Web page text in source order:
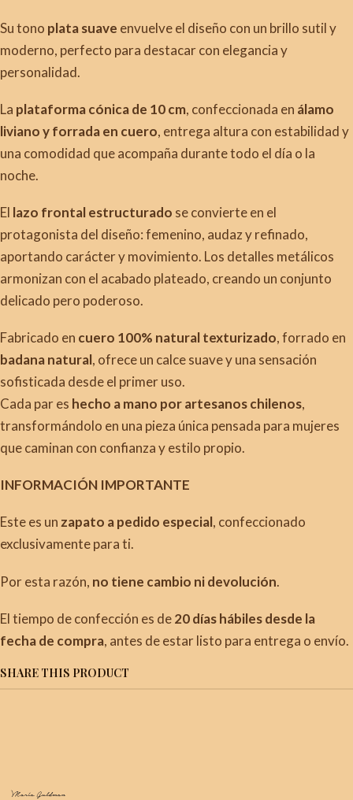
Su tono plata suave envuelve el diseño con un brillo sutil y
moderno, perfecto para destacar con elegancia y
personalidad.
La plataforma cónica de 10 cm, confeccionada en álamo
liviano y forrada en cuero, entrega altura con estabilidad y
una comodidad que acompaña durante todo el día o la
noche.
El lazo frontal estructurado se convierte en el
protagonista del diseño: femenino, audaz y refinado,
aportando carácter y movimiento. Los detalles metálicos
armonizan con el acabado plateado, creando un conjunto
delicado pero poderoso.
Fabricado en cuero 100% natural texturizado, forrado en
badana natural, ofrece un calce suave y una sensación
sofisticada desde el primer uso.
Cada par es hecho a mano por artesanos chilenos,
transformándolo en una pieza única pensada para mujeres
que caminan con confianza y estilo propio.
INFORMACIÓN IMPORTANTE
Este es unzapato a pedido especial, confeccionado
exclusivamente para ti.
Por esta razón, no tiene cambio ni devolución.
El tiempo de confección es de20días hábiles desde la
fecha de compra, antes de estar listo para entrega o envío.
SHARE THIS PRODUCT